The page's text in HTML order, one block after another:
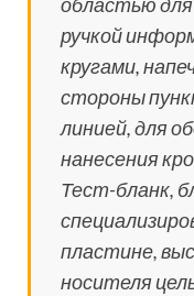
ручкой
кругами,
стороны
линией, для
нанесения
Тест-бланк,
пластине,
носителя